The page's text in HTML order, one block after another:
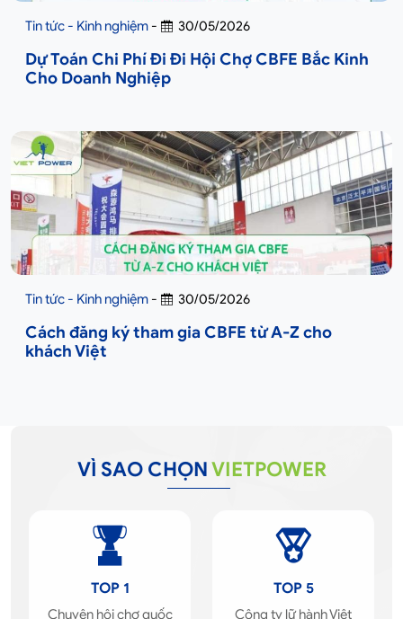
Tin tức - Kinh nghiệm - 30/05/2026
Dự Toán Chi Phí Đi Đi Hội Chợ CBFE Bắc Kinh
Cho Doanh Nghiệp
Tin tức - Kinh nghiệm - 30/05/2026
Cách đăng ký tham gia CBFE từ A-Z cho
khách Việt
VÌ SAO CHỌNVIETPOWER
TOP 1
Chuyên hội chợ quốc
TOP 5
Công ty lữ hành Việt